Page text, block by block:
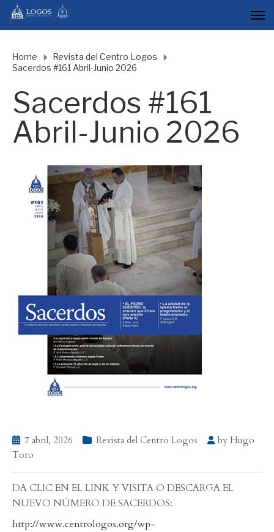
Home
Revista del Centro Logos
Sacerdos #161 Abril-Junio 2026
Sacerdos #161
Abril-Junio 2026
7 abril, 2026 Revista del Centro Logos by Hugo
Toro
DA CLIC EN EL LINK Y VISITA O DESCARGA EL
NUEVO NÚMERO DE SACERDOS:
http://www.centrologos.org/wp-